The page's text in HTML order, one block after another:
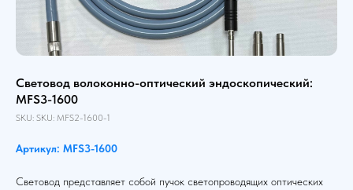
Световод волоконно-оптический эндоскопический:
MFS3-1600
SKU: SKU: MFS2-1600-1
Артикул: MFS3-1600
Световод представляет собой пучок светопроводящих оптических